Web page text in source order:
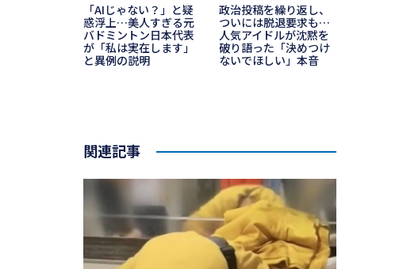
「AIじゃない？」と疑
惑浮上…美人すぎる元
バドミントン日本代表
が「私は実在します」
と異例の説明
政治投稿を繰り返し、
ついには脱退要求も…
人気アイドルが沈黙を
破り語った「決めつけ
ないでほしい」本音
関連記事